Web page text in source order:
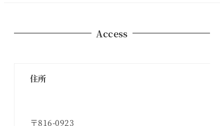
Access
住所
〒816-0923